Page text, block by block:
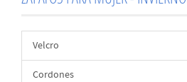
Velcro
Cordones